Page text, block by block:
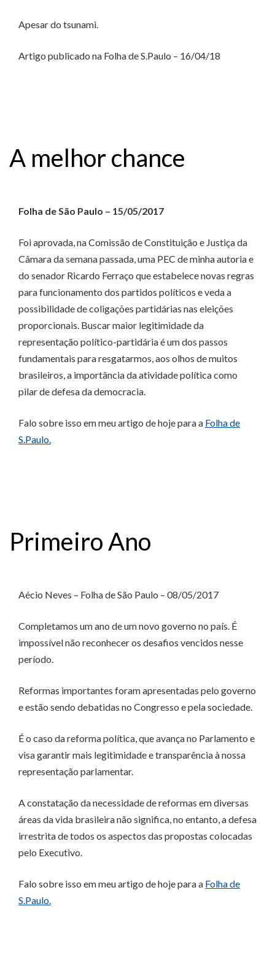
Apesar do tsunami.
Artigo publicado na Folha de S.Paulo – 16/04/18
A melhor chance
Folha de São Paulo – 15/05/2017
Foi aprovada, na Comissão de Constituição e Justiça da
Câmara da semana passada, uma PEC de minha autoria e
do senador Ricardo Ferraço que estabelece novas regras
para funcionamento dos partidos políticos e veda a
possibilidade de coligações partidárias nas eleições
proporcionais. Buscar maior legitimidade da
representação político-partidária é um dos passos
fundamentais para resgatarmos, aos olhos de muitos
brasileiros, a importância da atividade política como
pilar de defesa da democracia.
Falo sobre isso em meu artigo de hoje para a Folha de
S.Paulo.
Primeiro Ano
Aécio Neves – Folha de São Paulo – 08/05/2017
Completamos um ano de um novo governo no país. É
impossível não reconhecer os desafios vencidos nesse
período.
Reformas importantes foram apresentadas pelo governo
e estão sendo debatidas no Congresso e pela sociedade.
É o caso da reforma política, que avança no Parlamento e
visa garantir mais legitimidade e transparência à nossa
representação parlamentar.
A constatação da necessidade de reformas em diversas
áreas da vida brasileira não significa, no entanto, a defesa
irrestrita de todos os aspectos das propostas colocadas
pelo Executivo.
Falo sobre isso em meu artigo de hoje para a Folha de
S.Paulo.